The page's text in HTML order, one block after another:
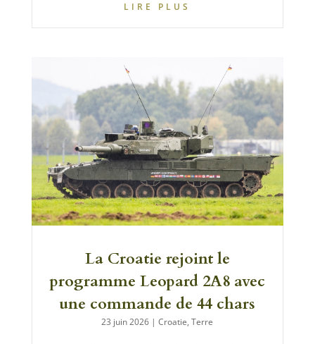
LIRE PLUS
La Croatie rejoint le
programme Leopard 2A8 avec
une commande de 44 chars
23 juin 2026 |Croatie,Terre